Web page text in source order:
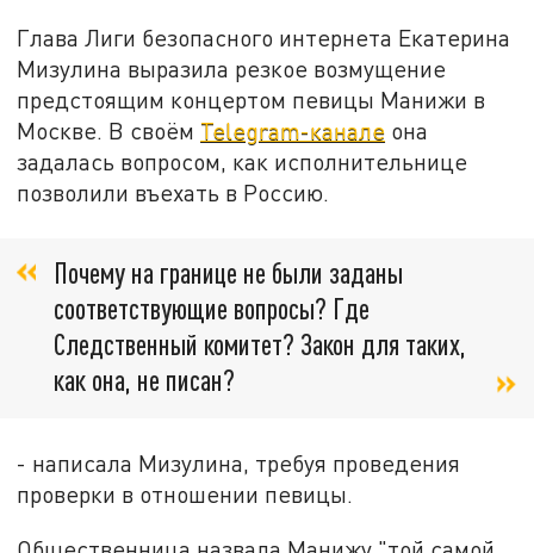
Глава Лиги безопасного интернета Екатерина
Мизулина выразила резкое возмущение
предстоящим концертом певицы Манижи в
Москве. В своём Telegram-канале она
задалась вопросом, как исполнительнице
позволили въехать в Россию.
Почему на границе не были заданы
соответствующие вопросы? Где
Следственный комитет? Закон для таких,
как она, не писан?
- написала Мизулина, требуя проведения
проверки в отношении певицы.